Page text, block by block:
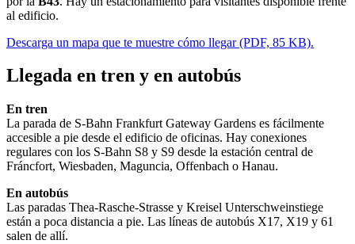
al edificio.
Descarga un mapa que te muestre cómo llegar (PDF, 85 KB).
Llegada en tren y en autobús
En tren
La parada de S-Bahn Frankfurt Gateway Gardens es fácilmente
accesible a pie desde el edificio de oficinas. Hay conexiones
regulares con los S-Bahn S8 y S9 desde la estación central de
Fráncfort, Wiesbaden, Maguncia, Offenbach o Hanau.
En autobús
Las paradas Thea-Rasche-Strasse y Kreisel Unterschweinstiege
están a poca distancia a pie. Las líneas de autobús X17, X19 y 61
salen de allí.